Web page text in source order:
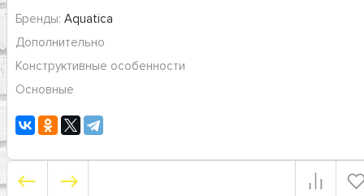
Бренды: Aquatica
Дополнительно
Конструктивные особенности
Основные